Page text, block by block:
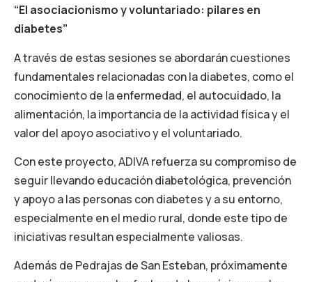
“El asociacionismo y voluntariado: pilares en
diabetes”
A través de estas sesiones se abordarán cuestiones
fundamentales relacionadas con la diabetes, como el
conocimiento de la enfermedad, el autocuidado, la
alimentación, la importancia de la actividad física y el
valor del apoyo asociativo y el voluntariado.
Con este proyecto, ADIVA refuerza su compromiso de
seguir llevando educación diabetológica, prevención
y apoyo a las personas con diabetes y a su entorno,
especialmente en el medio rural, donde este tipo de
iniciativas resultan especialmente valiosas.
Además de Pedrajas de San Esteban, próximamente